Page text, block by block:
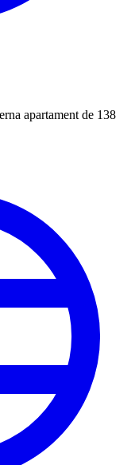
apartament de 138